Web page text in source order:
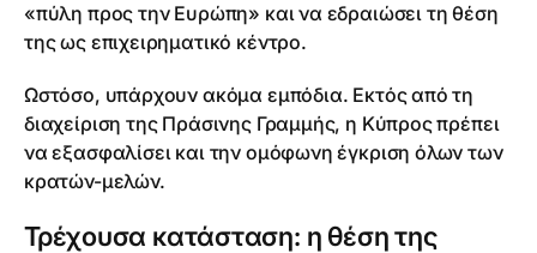
«πύλη προς την Ευρώπη» και να εδραιώσει τη θέση
της ως επιχειρηματικό κέντρο.
Ωστόσο, υπάρχουν ακόμα εμπόδια. Εκτός από τη
διαχείριση της Πράσινης Γραμμής, η Κύπρος πρέπει
να εξασφαλίσει και την ομόφωνη έγκριση όλων των
κρατών-μελών.
Τρέχουσα κατάσταση: η θέση της